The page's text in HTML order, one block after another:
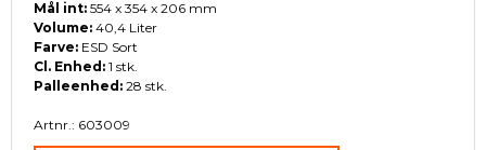
Mål int: 554 x 354 x 206 mm
Volume: 40,4 Liter
Farve: ESD Sort
Cl. Enhed: 1 stk.
Palleenhed: 28 stk.
Artnr.: 603009